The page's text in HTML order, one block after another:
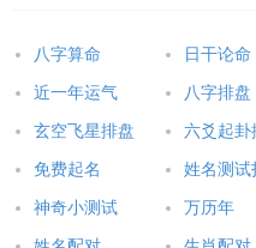
生于丙寅年、丁卯年的人是炉
节，也是万物生长旺盛的时候
样，既有不断添加的木材来维
烧，不会到处蔓延。炉中火以
中庸厚重。炉中火命的人，大
八字算命 日干论命
近一年运气 八字排盘
玄空飞星排盘 六爻起卦
免费起名 姓名测试
神奇小测试 万历年